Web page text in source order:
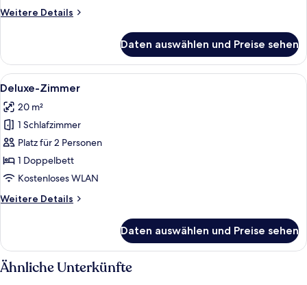
Club
anzeigen
Weitere Details
Weitere
1
Queen-
Bett,
zur
Club
Stadtblick
Daten auswählen und Preise sehen
Alle
Fotos
für
Deluxe-
Zimmer
anzeigen
Ein Hotelzimmer mit Bett,
9
Deluxe-Zimmer
20 m²
1 Schlafzimmer
Platz für 2 Personen
1 Doppelbett
Kostenloses WLAN
Weitere Details
Weitere
Zimmer
Daten auswählen und Preise sehen
Ähnliche Unterkünfte